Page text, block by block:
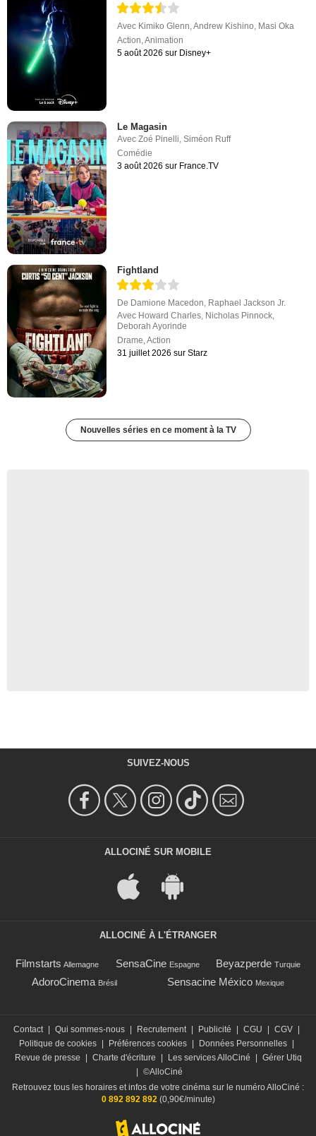
Avec Kimiko Glenn,Andrew Kishino, Masi Oka
Action,Animation
5 août 2026 sur Disney+
Le Magasin
AvecZoé Pinelli ,Siméon Ruff
Comédie
3 août 2026 sur France.TV
Fightland
De Damione Macedon, Raphael Jackson Jr.
Avec Howard Charles, Nicholas Pinnock,
Deborah Ayorinde
Drame,Action
31 juillet 2026 sur Starz
Nouvelles séries en ce moment à la TV
SUIVEZ-NOUS
ALLOCINÉ SUR MOBILE
ALLOCINÉ À L'ÉTRANGER
Filmstarts Allemagne SensaCine Espagne Beyazperde Turquie
AdoroCinema Brésil Sensacine México Mexique
Contact Qui sommes-nous Recrutement Publicité CGU CGV
Politique de cookies
Préférences cookies Données Personnelles
Revue de presse
Charte d'écriture Les services AlloCiné
Gérer Utiq
©AlloCiné
Retrouvez tous les horaires et infos de votre cinéma sur le numéro AlloCiné :
0 892 892 892(0,90€/minute)